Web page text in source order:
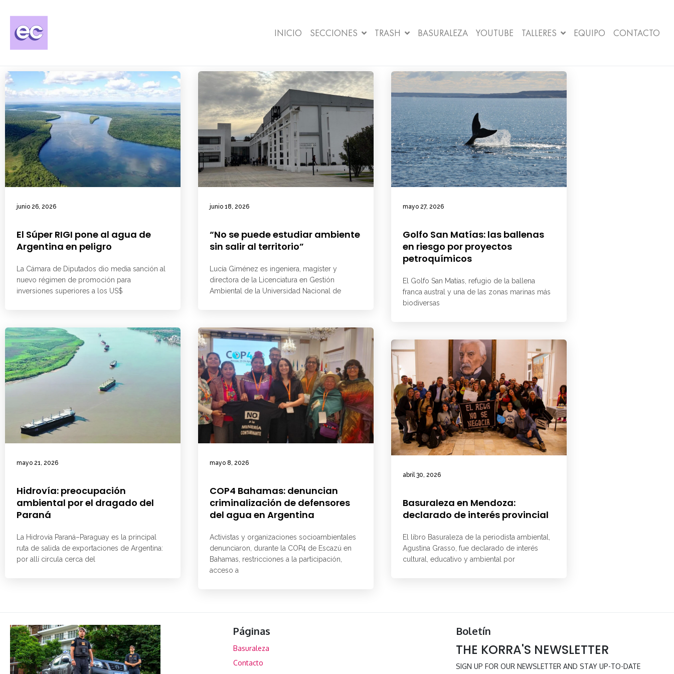
INICIO SECCIONES TRASH BASURALEZA YOUTUBE TALLERES EQUIPO CONTACTO
junio 26, 2026
El Súper RIGI pone al agua de
Argentina en peligro
La Cámara de Diputados dio media sanción al
nuevo régimen de promoción para
inversiones superiores a los US$
junio 18, 2026
“No se puede estudiar ambiente
sin salir al territorio”
Lucía Giménez es ingeniera, magíster y
directora de la Licenciatura en Gestión
Ambiental de la Universidad Nacional de
mayo 27, 2026
Golfo San Matías: las ballenas
en riesgo por proyectos
petroquímicos
El Golfo San Matías, refugio de la ballena
franca austral y una de las zonas marinas más
biodiversas
mayo 21, 2026
Hidrovía: preocupación
ambiental por el dragado del
Paraná
La Hidrovía Paraná–Paraguay es la principal
ruta de salida de exportaciones de Argentina:
por allí circula cerca del
mayo 8, 2026
COP4 Bahamas: denuncian
criminalización de defensores
del agua en Argentina
Activistas y organizaciones socioambientales
denunciaron, durante la COP4 de Escazú en
Bahamas, restricciones a la participación,
acceso a
abril 30, 2026
Basuraleza en Mendoza:
declarado de interés provincial
El libro Basuraleza de la periodista ambiental,
Agustina Grasso, fue declarado de interés
cultural, educativo y ambiental por
Páginas
Basuraleza
Contacto
Boletín
THE KORRA'S NEWSLETTER
SIGN UP FOR OUR NEWSLETTER AND STAY UP-TO-DATE